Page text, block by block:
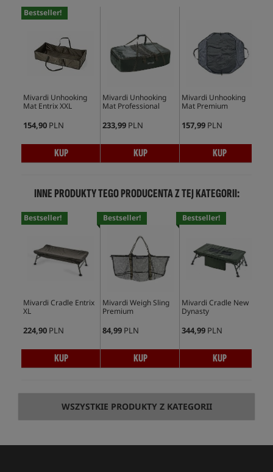
Bestseller!
Mivardi Unhooking
Mat Entrix XXL
154,90 PLN
KUP
Mivardi Unhooking
Mat Professional
233,99 PLN
KUP
Mivardi Unhooking
Mat Premium
157,99 PLN
KUP
INNE PRODUKTY TEGO PRODUCENTA Z TEJ KATEGORII:
Bestseller!
Mivardi Cradle Entrix
XL
224,90 PLN
KUP
Bestseller!
Mivardi Weigh Sling
Premium
84,99 PLN
KUP
Bestseller!
Mivardi Cradle New
Dynasty
344,99 PLN
KUP
WSZYSTKIE PRODUKTY Z KATEGORII